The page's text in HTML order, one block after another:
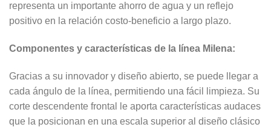
representa un importante ahorro de agua y un reflejo
positivo en la relación costo-beneficio a largo plazo.
Componentes y características de la línea Milena:
Gracias a su innovador y diseño abierto, se puede llegar a
cada ángulo de la línea, permitiendo una fácil limpieza. Su
corte descendente frontal le aporta características audaces
que la posicionan en una escala superior al diseño clásico